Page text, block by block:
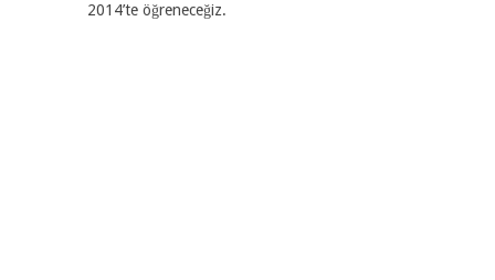
2014’te öğreneceğiz.